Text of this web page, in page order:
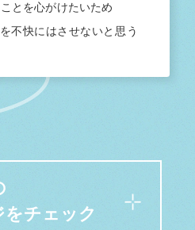
とを心がけたいため
不快にはさせないと思う
をチェック